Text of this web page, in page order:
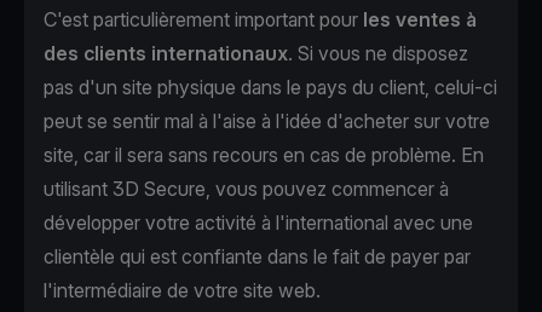
C'est particulièrement important pour les ventes à
des clients internationaux. Si vous ne disposez
pas d'un site physique dans le pays du client, celui-ci
peut se sentir mal à l'aise à l'idée d'acheter sur votre
site, car il sera sans recours en cas de problème. En
utilisant 3D Secure, vous pouvez commencer à
développer votre activité à l'international avec une
clientèle qui est confiante dans le fait de payer par
l'intermédiaire de votre site web.